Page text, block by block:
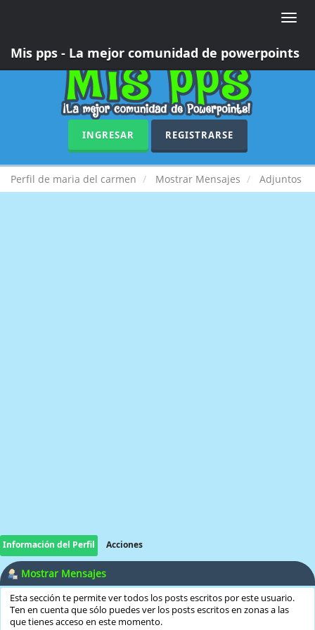
Toggle
Mis pps - La mejor comunidad de powerpoints
INGRESAR REGISTRARSE
Perfil de maria del carmen Mostrar Mensajes Adjuntos
Información del Perfil Acciones
Mostrar Mensajes
Esta sección te permite ver todos los posts escritos por este usuario.
Ten en cuenta que sólo puedes ver los posts escritos en zonas a las
que tienes acceso en este momento.